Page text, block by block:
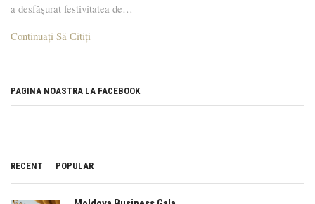
a desfășurat festivitatea de…
Continuați Să Сitiți
PAGINA NOASTRA LA FACEBOOK
RECENT POPULAR